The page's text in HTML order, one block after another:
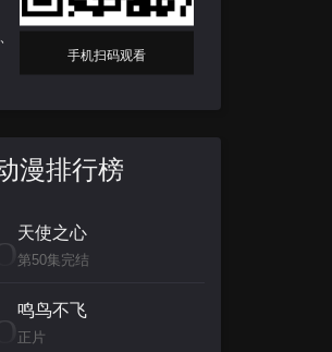
手机扫码观看
漫排行榜
天使之心
第50集完结
鸣鸟不飞
正片